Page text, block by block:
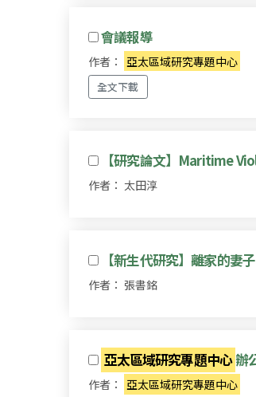
會議報導
作者： 亞太區域研究專題中心
全文下載
【研究論文】Maritime
作者： 太田淳
【新生代研究】離家的妻
作者： 張書銘
亞太區域研究專題中心 辦
作者： 亞太區域研究專題中心